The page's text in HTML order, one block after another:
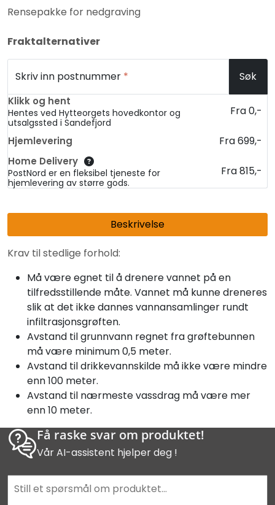
Rensepakke for nedgraving
Fraktalternativer
Skriv inn postnummer * Søk
Klikk og hent
Hentes ved Hytteorgets hovedkontor og
utsalgssted i Sandefjord
Fra 0,-
Hjemlevering Fra 699,-
Home Delivery
PostNord er en fleksibel tjeneste for
hjemlevering av større gods.
Fra 815,-
Beskrivelse
Krav til stedlige forhold:
Må være egnet til å drenere vannet på en
tilfredsstillende måte. Vannet må kunne dreneres
slik at det ikke dannes vannansamlinger rundt
infiltrasjonsgrøften.
Avstand til grunnvann regnet fra grøftebunnen
må være minimum 0,5 meter.
Avstand til drikkevannskilde må ikke være mindre
enn 100 meter.
Avstand til nærmeste vassdrag må være mer
enn 10 meter.
Få raske svar om produktet!
Vår AI-assistent hjelper deg !